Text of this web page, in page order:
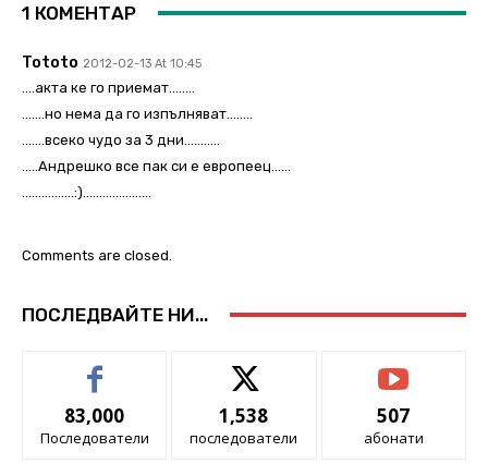
1 КОМЕНТАР
Tototo 2012-02-13 At 10:45
….акта ке го приемат……..
…….но нема да го изпълняват……..
…….всеко чудо за 3 дни………..
…..Андрешко все пак си е европеец……
…………….:)…………………
Comments are closed.
ПОСЛЕДВАЙТЕ НИ...
83,000
Последователи
1,538
последователи
507
абонати